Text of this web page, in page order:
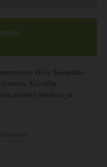
Hius Seppään
Koiralle
pienen herkun ja